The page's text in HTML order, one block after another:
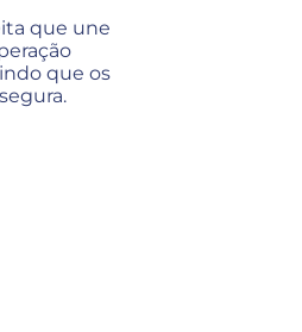
que une
que os